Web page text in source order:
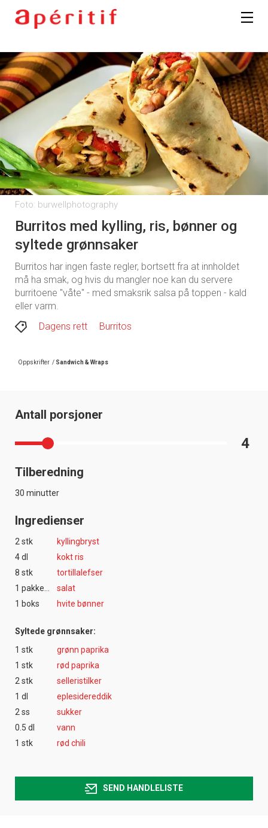
Foto: burwellphotography
Burritos med kylling, ris, bønner og
syltede grønnsaker
Burritos har ingen faste regler, bortsett fra at innholdet
må ha smak, og hvis du mangler noe kan du servere
burritoene "våte" - med smaksrik salsa på toppen - kald
eller varm.
Dagens rett
Burritos
Oppskrifter / Sandwich & Wraps
Antall porsjoner
4
Tilberedning
30 minutter
Ingredienser
2 stk
kyllingbryst
4 dl
kokt ris
8 stk
tortillalefser
salat
1 boks
hvite bønner
Syltede grønnsaker:
1 stk
grønn paprika
1 stk
rød paprika
2 stk
selleristilker
1 dl
eplesidereddik
2 ss
sukker
0.5 dl
vann
1 stk
rød chili
SEND HANDLELISTE